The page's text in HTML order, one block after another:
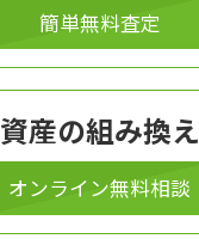
簡単無料査定
資産の組み換え
オンライン無料相談